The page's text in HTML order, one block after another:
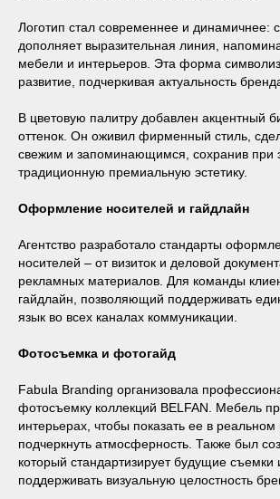
Логотип стал современнее и динамичнее:
дополняет выразительная линия,
мебели и интерьеров. Эта форма
развитие, подчеркивая актуальность
В цветовую палитру добавлен акцентный
оттенок. Он оживил фирменный стиль,
свежим и запоминающимся, сохранив при
традиционную премиальную эстетику.
Оформление носителей и гайдлайн
Агентство разработало стандарты
носителей – от визиток и деловой
рекламных материалов. Для команды
гайдлайн, позволяющий поддерживать
язык во всех каналах коммуникации.
Фотосъемка и фотогайд
Fabula Branding организовала
фотосъемку коллекций BELFAN. Мебель
интерьерах, чтобы показать ее в реальном
подчеркнуть атмосферность. Также был
который стандартизирует будущие съемки
поддерживать визуальную целостность